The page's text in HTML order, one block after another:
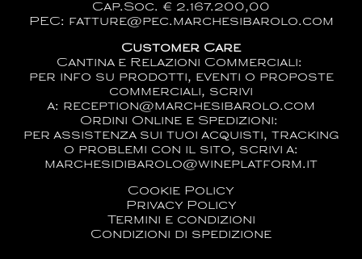
Cap.Soc. € 2.167.200,00
PEC: fatture@pec.marchesibarolo.com
Customer Care
Cantina e Relazioni Commerciali:
per info su prodotti, eventi o proposte
commerciali, scrivi
a: reception@marchesibarolo.com
Ordini Online e Spedizioni:
per assistenza sui tuoi acquisti, tracking
o problemi con il sito, scrivi a:
marchesidibarolo@wineplatform.it
Cookie Policy
Privacy Policy
Termini e condizioni
Condizioni di spedizione